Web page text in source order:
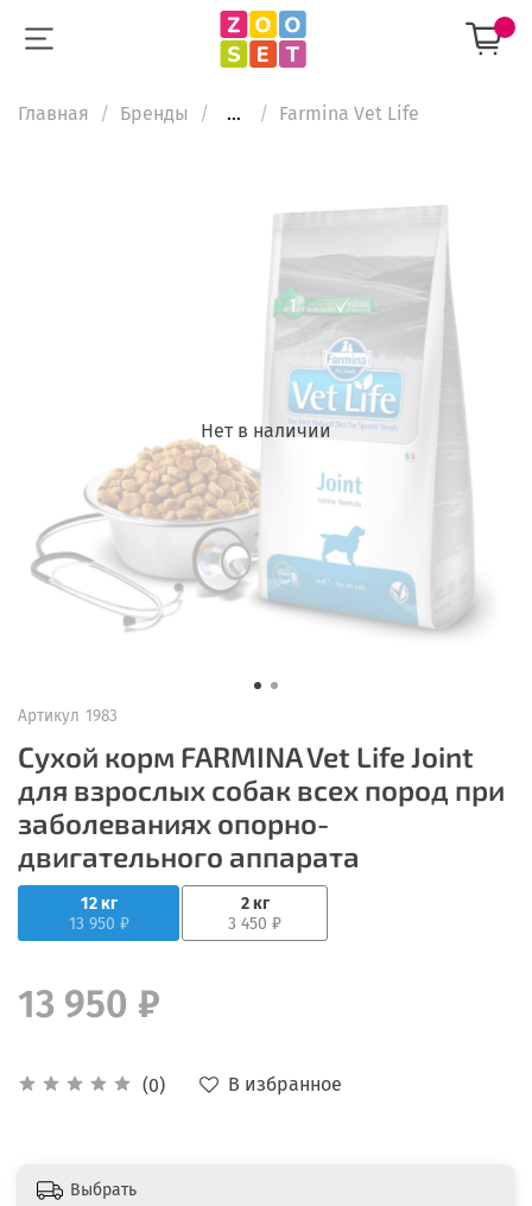
Главная Бренды ... Farmina Vet Life
Нет в наличии
Артикул 1983
Сухой корм FARMINA Vet Life Joint
для взрослых собак всех пород при
заболеваниях опорно-
двигательного аппарата
(0) В избранное
12 кг
13 950 ₽
2 кг
3 450 ₽
13 950 ₽
Выбрать